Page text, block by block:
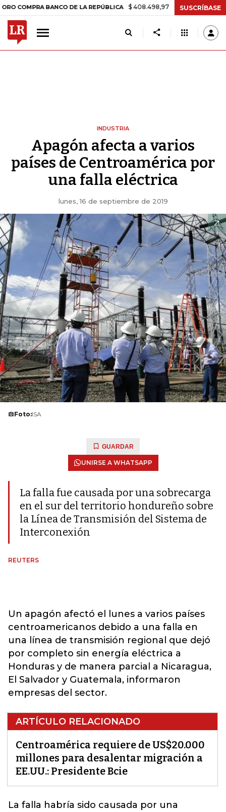
BANCO DE LA REPÚBLICA $ 408.498,97 +$ 8.753,81 +2,19%
SUSCRÍBASE
INDUSTRIA
Apagón afecta a varios
países de Centroamérica por
una falla eléctrica
lunes, 16 de septiembre de 2019
Foto:ISA
GUARDAR
UNIRSE A WHATSAPP
La falla fue causada por una sobrecarga
en el sur del territorio hondureño sobre
la Línea de Transmisión del Sistema de
Interconexión
REUTERS
Un apagón afectó el lunes a varios países
centroamericanos debido a una falla en
una línea de transmisión regional que dejó
por completo sin energía eléctrica a
Honduras y de manera parcial a Nicaragua,
El Salvador y Guatemala, informaron
empresas del sector.
ARTÍCULO RELACIONADO
Centroamérica requiere de US$20.000
millones para desalentar migración a
EE.UU.: Presidente Bcie
La falla habría sido causada por una